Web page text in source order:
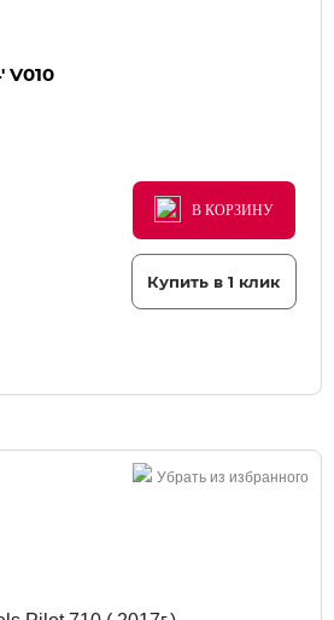
V010
В КОРЗИНУ
В КОРЗИНУ
В КОРЗИНУ
Купить в 1 клик
Убрать из избранного